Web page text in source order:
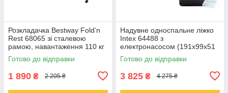
Розкладачка Bestway Fold’n
Rest 68065 зі сталевою
рамою, навантаження 110 кг
Готово до відправки
1 890 ₴ 2 205 ₴
Надувне односпальне ліжко
Intex 64488 з
електронасосом (191x99x51
см)
Готово до відправки
3 825 ₴ 4 275 ₴